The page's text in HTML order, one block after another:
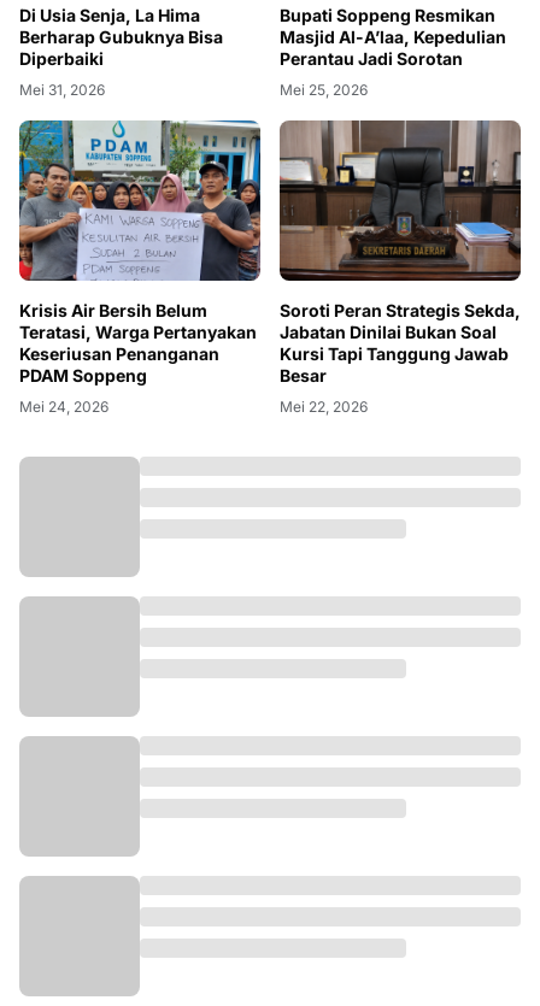
Di Usia Senja, La Hima
Berharap Gubuknya Bisa
Diperbaiki
Mei 31, 2026
Bupati Soppeng Resmikan
Masjid Al-A’laa, Kepedulian
Perantau Jadi Sorotan
Mei 25, 2026
Krisis Air Bersih Belum
Teratasi, Warga Pertanyakan
Keseriusan Penanganan
PDAM Soppeng
Mei 24, 2026
Soroti Peran Strategis Sekda,
Jabatan Dinilai Bukan Soal
Kursi Tapi Tanggung Jawab
Besar
Mei 22, 2026